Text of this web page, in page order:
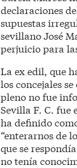
declaraciones
supuestas
sevillano José
perjuicio para
La ex edil, que
los concejales
pleno no fue
Sevilla F. C. fue
ha definido
“enterarnos de
que se
no tenía